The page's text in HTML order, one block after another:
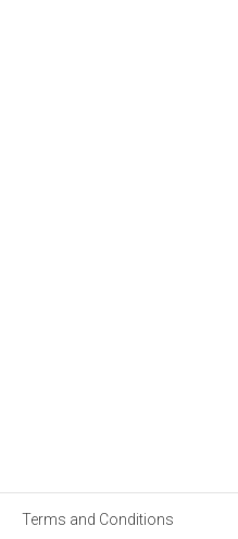
Terms and Conditions